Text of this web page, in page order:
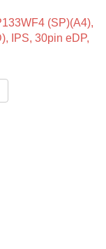
(SP)(A4),
IPS, 30pin eDP,